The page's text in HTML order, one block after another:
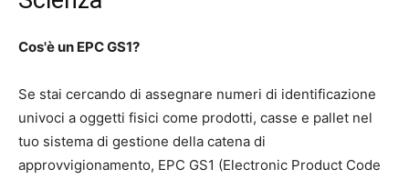
Cos'è un EPC GS1?
Se stai cercando di assegnare numeri di identificazione
univoci a oggetti fisici come prodotti, casse e pallet nel
tuo sistema di gestione della catena di
approvvigionamento, EPC GS1 (Electronic Product Code